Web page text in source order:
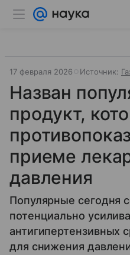
17 февраля 2026 Источник:
Назван
продукт,
приеме
давления
Популярные сегодня
потенциально
антигипертензивных
для снижения